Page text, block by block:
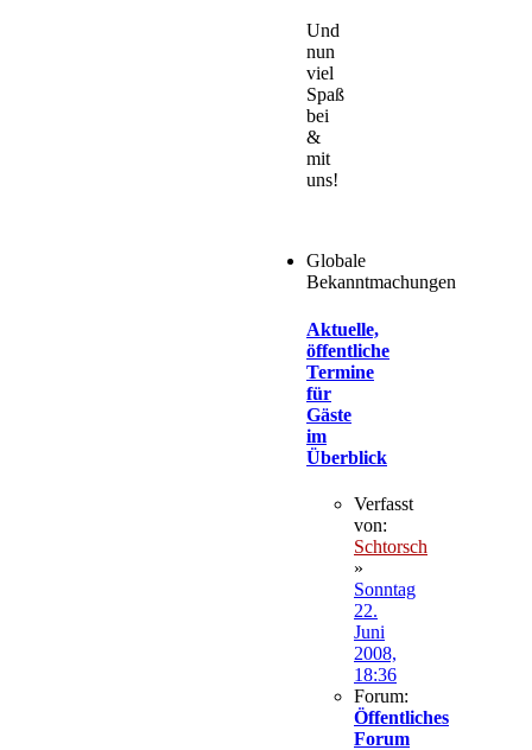
Und
nun
viel
Spaß
bei
&
mit
uns!
Globale
Bekanntmachungen
Aktuelle,
öffentliche
Termine
für
Gäste
im
Überblick
Verfasst
von:
Schtorsch
»
Sonntag
22.
Juni
2008,
18:36
Forum:
Öffentliches
Forum